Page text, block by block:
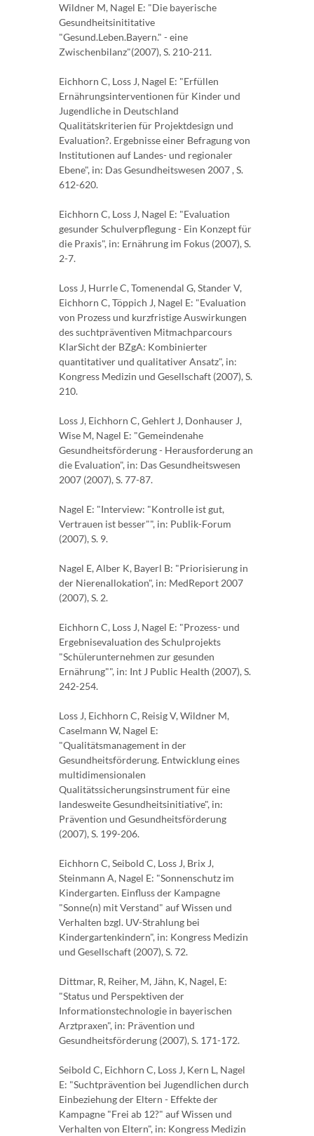
Wildner M, Nagel E: "Die bayerische
Gesundheitsinititative
"Gesund.Leben.Bayern." - eine
Zwischenbilanz"(2007), S. 210-211.
Eichhorn C, Loss J, Nagel E: "Erfüllen
Ernährungsinterventionen für Kinder und
Jugendliche in Deutschland
Qualitätskriterien für Projektdesign und
Evaluation?. Ergebnisse einer Befragung von
Institutionen auf Landes- und regionaler
Ebene", in: Das Gesundheitswesen 2007 , S.
612-620.
Eichhorn C, Loss J, Nagel E: "Evaluation
gesunder Schulverpflegung - Ein Konzept für
die Praxis", in: Ernährung im Fokus (2007), S.
2-7.
Loss J, Hurrle C, Tomenendal G, Stander V,
Eichhorn C, Töppich J, Nagel E: "Evaluation
von Prozess und kurzfristige Auswirkungen
des suchtpräventiven Mitmachparcours
KlarSicht der BZgA: Kombinierter
quantitativer und qualitativer Ansatz", in:
Kongress Medizin und Gesellschaft (2007), S.
210.
Loss J, Eichhorn C, Gehlert J, Donhauser J,
Wise M, Nagel E: "Gemeindenahe
Gesundheitsförderung - Herausforderung an
die Evaluation", in: Das Gesundheitswesen
2007 (2007), S. 77-87.
Nagel E: "Interview: "Kontrolle ist gut,
Vertrauen ist besser"", in: Publik-Forum
(2007), S. 9.
Nagel E, Alber K, Bayerl B: "Priorisierung in
der Nierenallokation", in: MedReport 2007
(2007), S. 2.
Eichhorn C, Loss J, Nagel E: "Prozess- und
Ergebnisevaluation des Schulprojekts
"Schülerunternehmen zur gesunden
Ernährung"", in: Int J Public Health (2007), S.
242-254.
Loss J, Eichhorn C, Reisig V, Wildner M,
Caselmann W, Nagel E:
"Qualitätsmanagement in der
Gesundheitsförderung. Entwicklung eines
multidimensionalen
Qualitätssicherungsinstrument für eine
landesweite Gesundheitsinitiative", in:
Prävention und Gesundheitsförderung
(2007), S. 199-206.
Eichhorn C, Seibold C, Loss J, Brix J,
Steinmann A, Nagel E: "Sonnenschutz im
Kindergarten. Einfluss der Kampagne
"Sonne(n) mit Verstand" auf Wissen und
Verhalten bzgl. UV-Strahlung bei
Kindergartenkindern", in: Kongress Medizin
und Gesellschaft (2007), S. 72.
Dittmar, R, Reiher, M, Jähn, K, Nagel, E:
"Status und Perspektiven der
Informationstechnologie in bayerischen
Arztpraxen", in: Prävention und
Gesundheitsförderung (2007), S. 171-172.
Seibold C, Eichhorn C, Loss J, Kern L, Nagel
E: "Suchtprävention bei Jugendlichen durch
Einbeziehung der Eltern - Effekte der
Kampagne "Frei ab 12?" auf Wissen und
Verhalten von Eltern", in: Kongress Medizin